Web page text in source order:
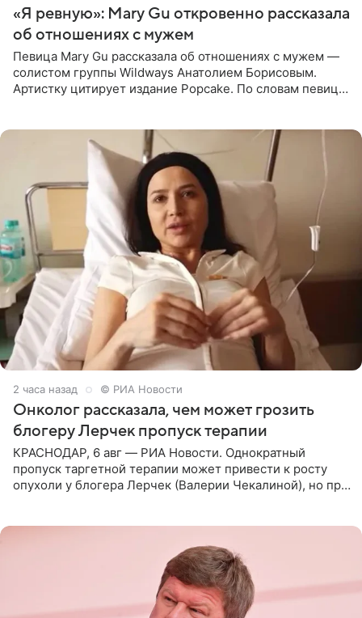
«Я ревную»: Mary Gu откровенно рассказала
об отношениях с мужем
Певица Mary Gu рассказала об отношениях с мужем —
солистом группы Wildways Анатолием Борисовым.
Артистку цитирует издание Popcake. По словам певицы,
2 часа назад © РИА Новости
Онколог рассказала, чем может грозить
блогеру Лерчек пропуск терапии
КРАСНОДАР, 6 авг — РИА Новости. Однократный
пропуск таргетной терапии может привести к росту
опухоли у блогера Лерчек (Валерии Чекалиной), но при